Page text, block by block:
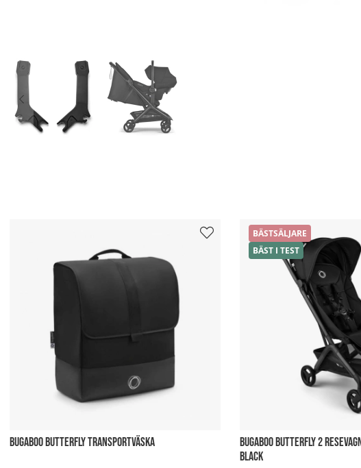
BUGABOO BUTTERFLY TRANSPORTVÄSKA
BÄSTSÄLJARE
BÄST I TEST
BUGABOO BUTTERFLY 2
BLACK